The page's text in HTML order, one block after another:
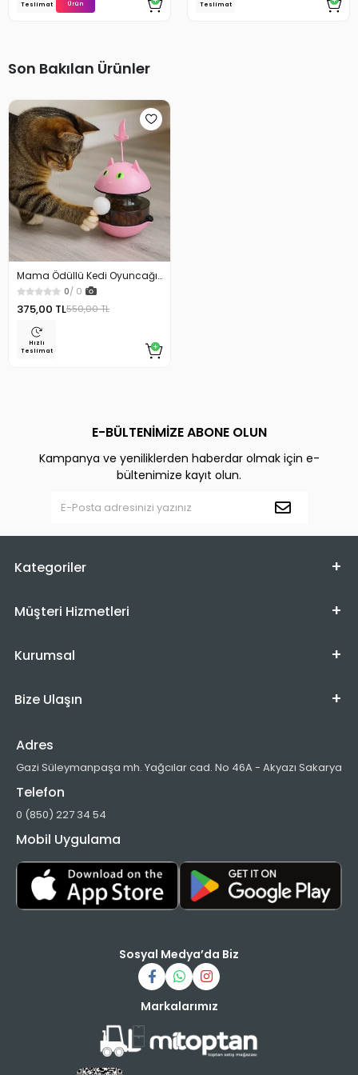
Teslimat
Ürün
Teslimat
Son Bakılan Ürünler
Mama Ödüllü Kedi Oyuncağı
Hacı Yatmaz
0/ 0
375,00 TL550,00 TL
Hızlı
Teslimat
E-BÜLTENİMİZE ABONE OLUN
Kampanya ve yeniliklerden haberdar olmak için e-
bültenimize kayıt olun.
Kategoriler
Müşteri Hizmetleri
Kurumsal
Bize Ulaşın
Adres
Gazi Süleymanpaşa mh. Yağcılar cad. No 46A - Akyazı Sakarya
Telefon
0 (850) 227 34 54
Mobil Uygulama
Sosyal Medya’da Biz
Markalarımız